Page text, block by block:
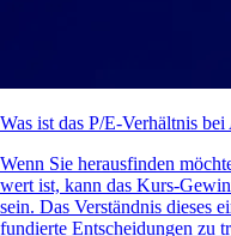
Was ist das P/E-Verhältnis
Wenn Sie herausfinden
wert ist, kann das Kurs-
sein. Das Verständnis dieses
fundierte Entscheidungen zu